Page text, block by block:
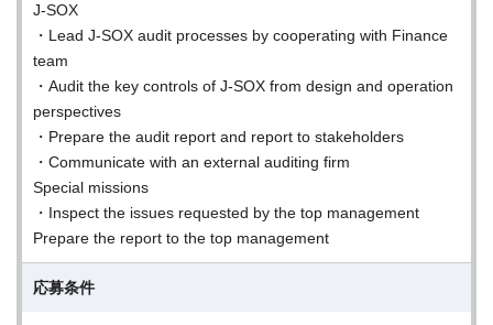
J-SOX
・Lead J-SOX audit processes by cooperating with Finance
team
・Audit the key controls of J-SOX from design and operation
perspectives
・Prepare the audit report and report to stakeholders
・Communicate with an external auditing firm
Special missions
・Inspect the issues requested by the top management
Prepare the report to the top management
応募条件